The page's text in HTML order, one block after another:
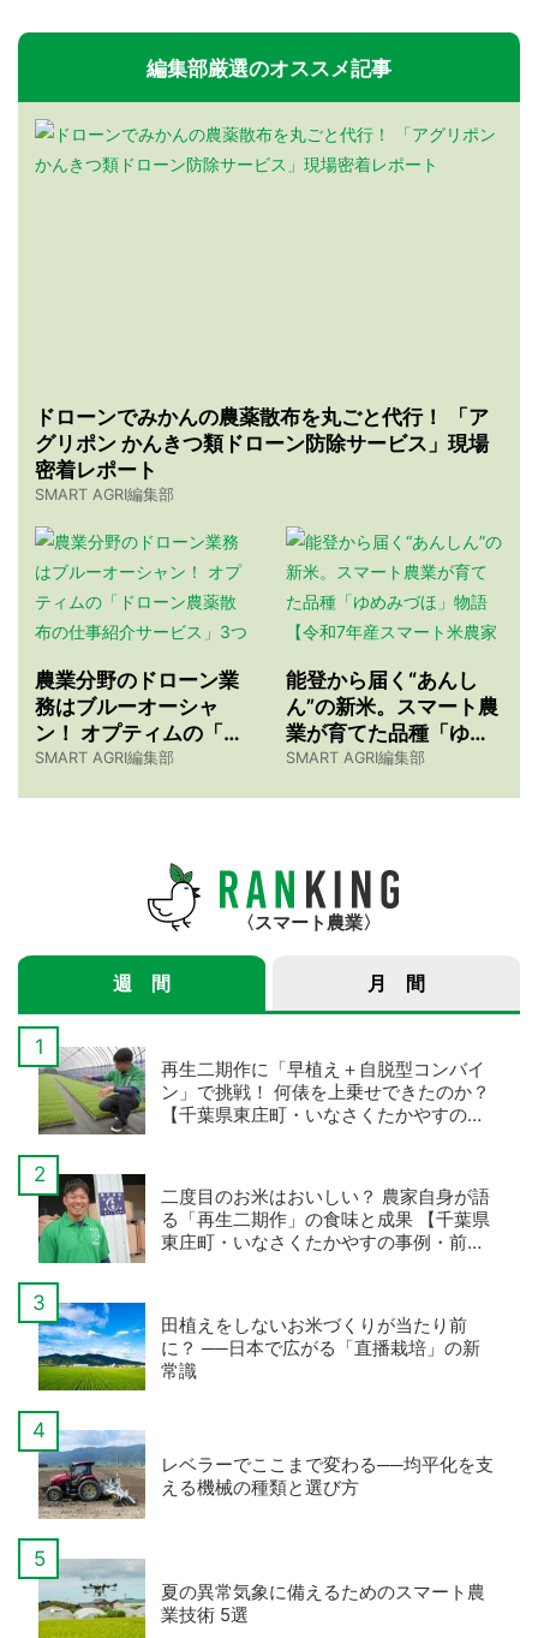
編集部厳選のオススメ記事
ドローンでみかんの農薬散布を丸ごと代行！ 「ア
グリポン かんきつ類ドローン防除サービス」現場
密着レポート
SMART AGRI編集部
農業分野のドローン業
務はブルーオーシャ
ン！ オプティムの「ド
ローン農薬散布の仕事
SMART AGRI編集部
能登から届く“あんし
ん”の新米。スマート農
業が育てた品種「ゆめ
みづほ」物語 【令和7
SMART AGRI編集部
スマート農業
週 間 月 間
再生二期作に「早植え＋自脱型コンバイ
ン」で挑戦！ 何俵を上乗せできたのか？
【千葉県東庄町・いなさくたかやすの事
二度目のお米はおいしい？ 農家自身が語
る「再生二期作」の食味と成果 【千葉県
東庄町・いなさくたかやすの事例・前
田植えをしないお米づくりが当たり前
に？ ──日本で広がる「直播栽培」の新
常識
レベラーでここまで変わる──均平化を支
える機械の種類と選び方
夏の異常気象に備えるためのスマート農
業技術 5選